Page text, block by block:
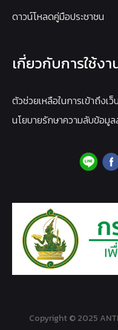
ดาวน์โหลดคู่มือประชาชน
เกี่ยวกับการใช้งา
ตัวช่วยเหลือในการเข้าถึงเว็
นโยบายรักษาความลับข้อมู
Copyright © 2025 ANTI-